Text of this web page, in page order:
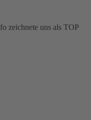
zeichnete uns als TOP